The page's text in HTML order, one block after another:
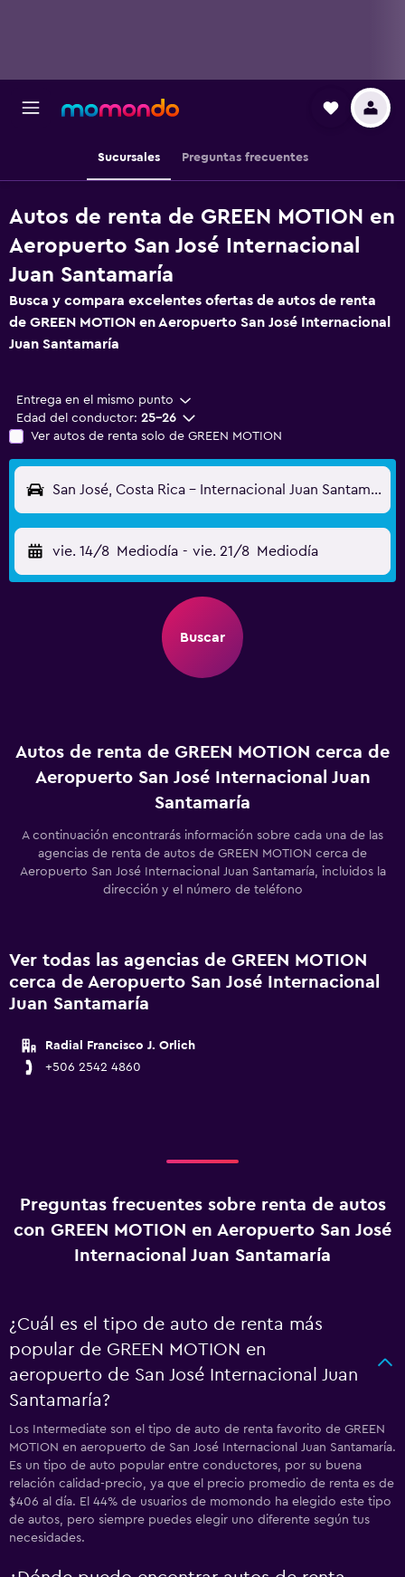
Sucursales Preguntas frecuentes
Autos de renta de GREEN MOTION en
Aeropuerto San José Internacional
Juan Santamaría
Busca y compara excelentes ofertas de autos de renta
de GREEN MOTION en Aeropuerto San José Internacional
Juan Santamaría
Entrega en el mismo punto
Edad del conductor: 25-26
Ver autos de renta solo de GREEN MOTION
San José, Costa Rica - Internacional Juan Santamaría (SJO)
vie. 14/8 Mediodía - vie. 21/8 Mediodía
Buscar
Autos de renta de GREEN MOTION cerca de
Aeropuerto San José Internacional Juan
Santamaría
A continuación encontrarás información sobre cada una de las
agencias de renta de autos de GREEN MOTION cerca de
Aeropuerto San José Internacional Juan Santamaría, incluidos la
dirección y el número de teléfono
Ver todas las agencias de GREEN MOTION
cerca de Aeropuerto San José Internacional
Juan Santamaría
Radial Francisco J. Orlich
+506 2542 4860
Preguntas frecuentes sobre renta de autos
con GREEN MOTION en Aeropuerto San José
Internacional Juan Santamaría
¿Cuál es el tipo de auto de renta más
popular de GREEN MOTION en
aeropuerto de San José Internacional Juan
Santamaría?
Los Intermediate son el tipo de auto de renta favorito de GREEN
MOTION en aeropuerto de San José Internacional Juan Santamaría.
Es un tipo de auto popular entre conductores, por su buena
relación calidad-precio, ya que el precio promedio de renta es de
$406 al día. El 44% de usuarios de momondo ha elegido este tipo
de autos, pero siempre puedes elegir uno diferente según tus
necesidades.